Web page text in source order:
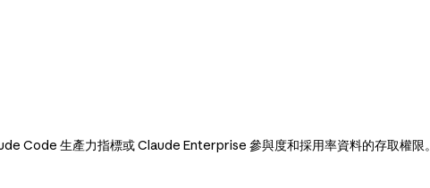
Code 生產力指標或 Claude Enterprise 參與度和採用率資料的存取權限。